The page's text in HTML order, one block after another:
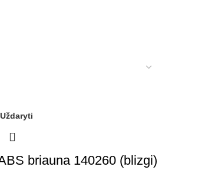
Uždaryti
briauna 140260 (blizgi)